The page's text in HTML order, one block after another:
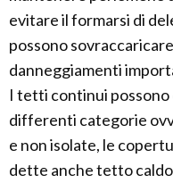
evitare il formarsi di
possono
danneggiamenti
I tetti continui
differenti categorie
e non isolate, le
dette anche tetto